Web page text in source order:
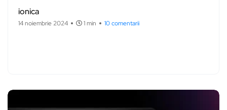
ionica
14 noiembrie 2024 1 min 10 comentarii